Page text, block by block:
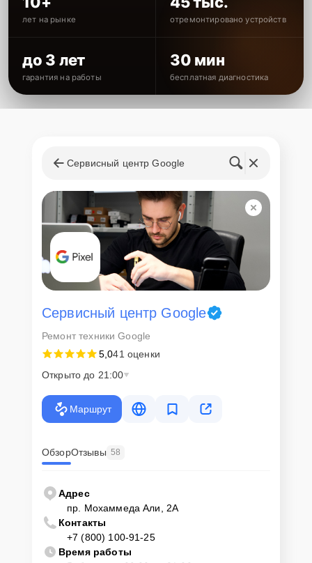
лет на рынке отремонтировано устройств
до 3 лет
гарантия на работы
30 мин
бесплатная диагностика
Сервисный центр Google
Сервисный центр Google
Ремонт техники Google
5,041 оценки
Открыто до 21:00
Маршрут
ОбзорОтзывы 58
Адрес
пр. Мохаммеда Али, 2А
Контакты
+7 (800) 100-91-25
Время работы